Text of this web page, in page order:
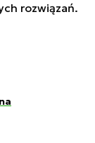
rozwiązań.